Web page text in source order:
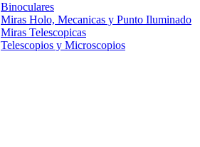
Binoculares
Miras Holo, Mecanicas y Punto Iluminado
Miras Telescopicas
Telescopios y Microscopios